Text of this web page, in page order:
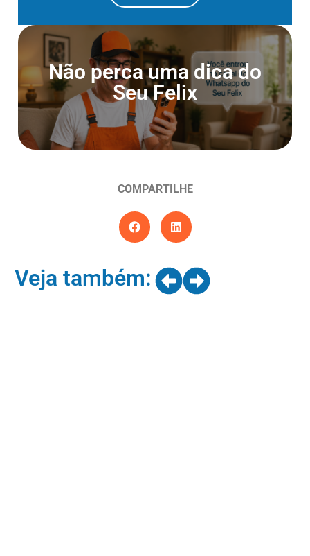
Não perca uma dica do
Seu Felix
Entre para o Canal do
Whatsapp
Entrar agora
COMPARTILHE
Veja também: